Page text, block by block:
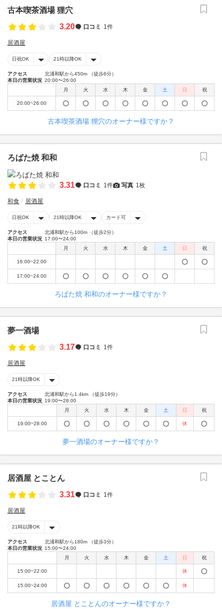
古本喫茶酒場 狸穴
3.20
口コミ 1件
居酒屋
日祝OK 21時以降OK
アクセス
北浦和駅から450m （徒歩6分）
本日の営業状況 20:00〜26:00
月
火 水 木 金 土 日 祝
20:00~26:00
古本喫茶酒場 狸穴のオーナー様ですか？
ろばた焼 和和
3.31 口コミ 1件 写真 1枚
和食 居酒屋
日祝OK 21時以降OK カード可
アクセス
北浦和駅から100m （徒歩2分）
本日の営業状況 17:00〜24:00
月
火 水 木 金 土 日 祝
16:00~22:00
17:00~24:00
ろばた焼 和和のオーナー様ですか？
夢一酒場
3.17
口コミ 1件
居酒屋
21時以降OK
アクセス
北浦和駅から1.4km （徒歩19分）
本日の営業状況 19:00〜28:00
月
火 水 木 金 土 日 祝
19:00~28:00 休
夢一酒場のオーナー様ですか？
居酒屋 とことん
3.31
口コミ 1件
居酒屋
21時以降OK
アクセス
北浦和駅から180m （徒歩3分）
本日の営業状況 15:00〜24:00
月
火 水 木 金 土 日 祝
15:00~22:00 休
15:00~24:00 休
居酒屋 とことんのオーナー様ですか？